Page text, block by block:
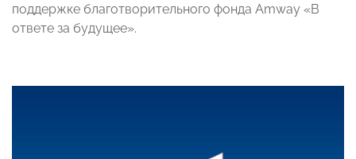
поддержке благотворительного фонда Amway «В
ответе за будущее».